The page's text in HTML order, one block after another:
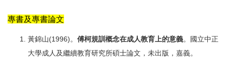
專書及專書論文
黃錦山(1996)。 傅柯規訓概念在成人教育上的意義。國立中正
大學成人及繼續教育研究所碩士論文，未出版，嘉義。